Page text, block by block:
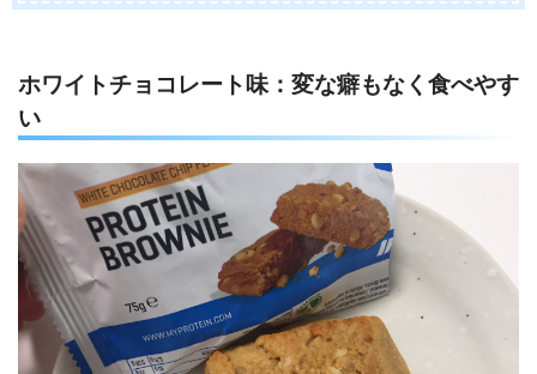
ホワイトチョコレート味：変な癖もなく食べやす
い